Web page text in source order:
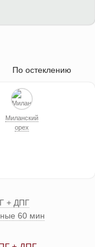
По остеклению
Миланский
орех
+ ДПГ
60 мин